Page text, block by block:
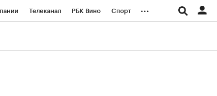
Телеканал РБК Вино Спорт ...